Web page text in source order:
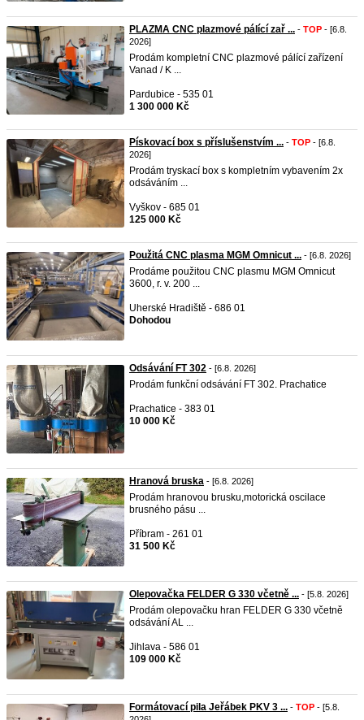
PLAZMA CNC plazmové pálící zař ... - TOP - [6.8.
2026]
Prodám kompletní CNC plazmové pálící zařízení
Vanad / K ...
Pardubice - 535 01
1 300 000 Kč
Pískovací box s příslušenstvím ... - TOP - [6.8.
2026]
Prodám tryskací box s kompletním vybavením 2x
odsáváním ...
Vyškov - 685 01
125 000 Kč
Použitá CNC plasma MGM Omnicut ... - [6.8. 2026]
Prodáme použitou CNC plasmu MGM Omnicut
3600, r. v. 200 ...
Uherské Hradiště - 686 01
Dohodou
Odsávání FT 302 - [6.8. 2026]
Prodám funkční odsávání FT 302. Prachatice
Prachatice - 383 01
10 000 Kč
Hranová bruska - [6.8. 2026]
Prodám hranovou brusku,motorická oscilace
brusného pásu ...
Příbram - 261 01
31 500 Kč
Olepovačka FELDER G 330 včetně ... - [5.8. 2026]
Prodám olepovačku hran FELDER G 330 včetně
odsávání AL ...
Jihlava - 586 01
109 000 Kč
Formátovací pila Jeřábek PKV 3 ... - TOP - [5.8.